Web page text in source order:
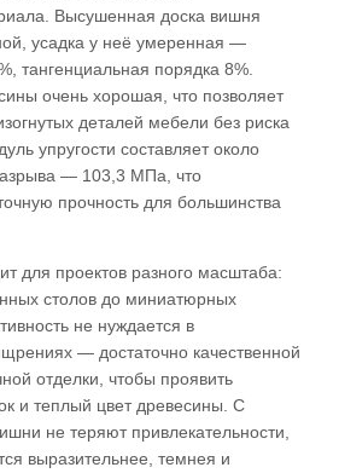
Высушенная доска вишня
усадка у неё умеренная —
тангенциальная порядка 8%.
очень хорошая, что позволяет
деталей мебели без риска
упругости составляет около
— 103,3 МПа, что
прочность для большинства
для проектов разного масштаба:
столов до миниатюрных
не нуждается в
— достаточно качественной
отделки, чтобы проявить
и теплый цвет древесины. С
не теряют привлекательности,
выразительнее, темнея и